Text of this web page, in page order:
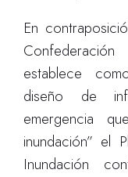
En
establece
diseño de
emergencia
inundación” el
Inundación